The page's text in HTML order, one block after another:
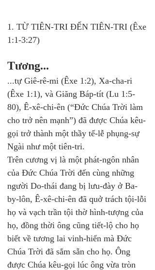
1. TỪ TIÊN-TRI ĐẾN TIÊN-TRI (Êxe
1:1-3:27)
Tương...
...tự Giê-rê-mi (Êxe 1:2), Xa-cha-ri
(Êxe 1:1), và Giăng Báp-tít (Lu 1:5-
80), Ê-xê-chi-ên (“Đức Chúa Trời làm
cho trở nên mạnh”) đã được Chúa kêu-
gọi trở thành một thầy tế-lễ phụng-sự
Ngài như một tiên-tri.
Trên cương vị là một phát-ngôn nhân
của Đức Chúa Trời đến cùng những
người Do-thái đang bị lưu-đày ở Ba-
by-lôn, Ê-xê-chi-ên đã quở trách tội-lỗi
họ và vạch trần tội thờ hình-tượng của
họ, đồng thời ông cũng tiết-lộ cho họ
biết về tương lai vinh-hiển mà Đức
Chúa Trời đã sắm sẵn cho họ. Ông
được Chúa kêu-gọi lúc ông vừa tròn